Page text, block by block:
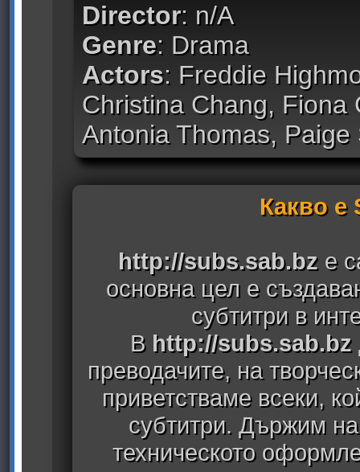
Director: n/A
Genre: Drama
Actors: Freddie
Christina Chang, Fiona
Antonia Thomas, Paige
Какво е
http://subs.sab.bz е
основна цел е
субтитри в
В http://subs.sab.bz
преводачите, на
приветстваме всеки,
субтитри. Държим
техническото